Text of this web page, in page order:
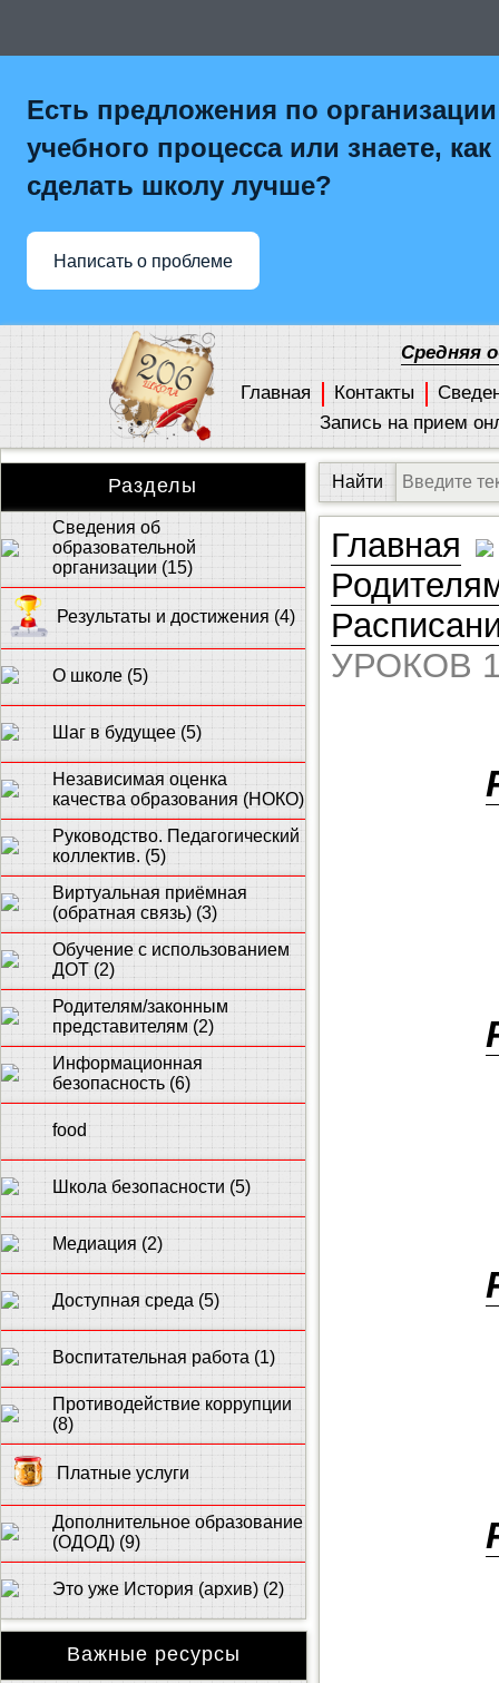
Есть предложения по организации
учебного процесса или знаете, как
сделать школу лучше?
Написать о проблеме
Средняя
Главная
Контакты
Запись на прием
Разделы
Сведения об
образовательной
организации (15)
Результаты и достижения (4)
О школе (5)
Шаг в будущее (5)
Независимая оценка
качества образования (НОКО)
Руководство. Педагогический
коллектив. (5)
Виртуальная приёмная
(обратная связь) (3)
Обучение с использованием
ДОТ (2)
Родителям/законным
представителям (2)
Информационная
безопасность (6)
food
Школа безопасности (5)
Медиация (2)
Доступная среда (5)
Воспитательная работа (1)
Противодействие коррупции
(8)
Платные услуги
Дополнительное образование
(ОДОД) (9)
Это уже История (архив) (2)
Важные ресурсы
Главная
УРОКОВ